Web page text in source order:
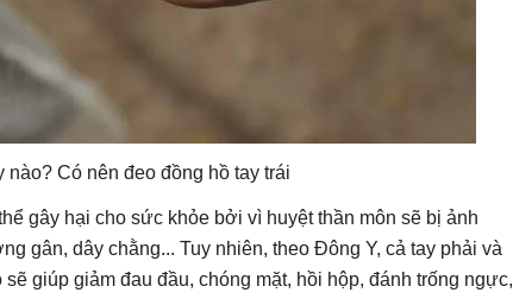
Có nên đeo đồng hồ tay trái
gây hại cho sức khỏe bởi vì huyệt thần môn sẽ bị ảnh
gân, dây chằng... Tuy nhiên, theo Đông Y, cả tay phải và
giúp giảm đau đầu, chóng mặt, hồi hộp, đánh trống ngực,